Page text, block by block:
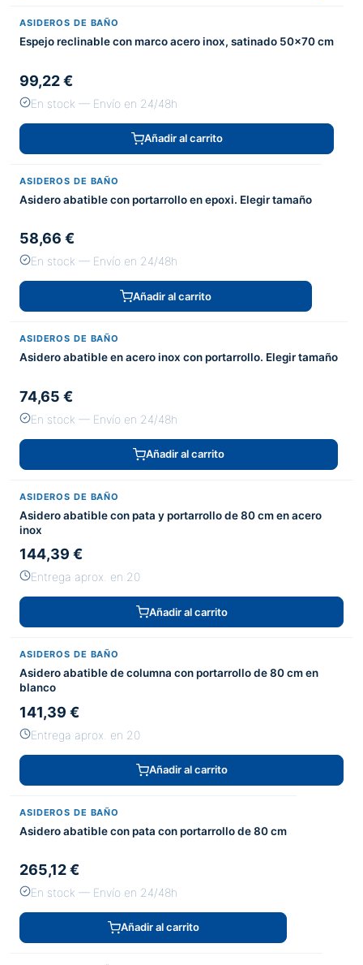
ASIDEROS DE BAÑO
Espejo reclinable con marco acero inox, satinado 50x70 cm
99,22 €
En stock — Envío en 24/48h
Añadir al carrito
ASIDEROS DE BAÑO
Asidero abatible con portarrollo en epoxi. Elegir tamaño
58,66 €
En stock — Envío en 24/48h
Añadir al carrito
ASIDEROS DE BAÑO
Asidero abatible en acero inox con portarrollo. Elegir tamaño
74,65 €
En stock — Envío en 24/48h
Añadir al carrito
ASIDEROS DE BAÑO
Asidero abatible con pata y portarrollo de 80 cm en acero
inox
144,39 €
Entrega aprox. en 20
Añadir al carrito
ASIDEROS DE BAÑO
Asidero abatible de columna con portarrollo de 80 cm en
blanco
141,39 €
Entrega aprox. en 20
Añadir al carrito
ASIDEROS DE BAÑO
Asidero abatible con pata con portarrollo de 80 cm
265,12 €
En stock — Envío en 24/48h
Añadir al carrito